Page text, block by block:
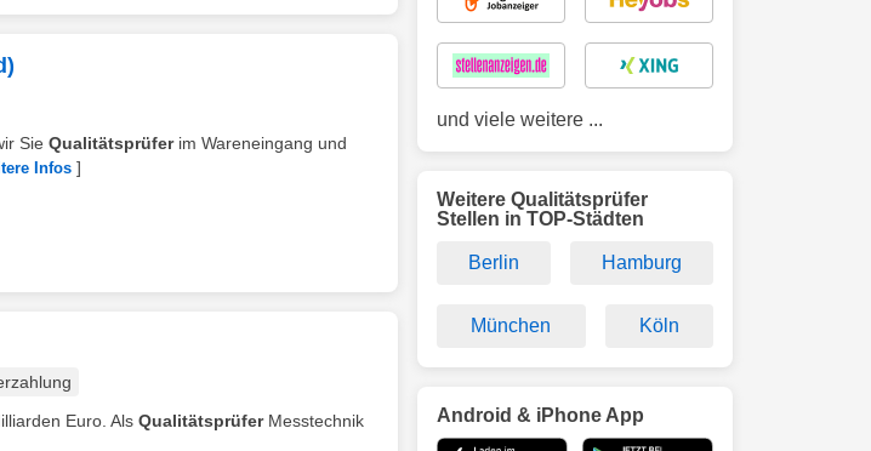
Sie Qualitätsprüferim Wareneingang und
Infos ]
Euro. Als QualitätsprüferMesstechnik
und viele weitere ...
Weitere Qualitätsprüfer
Stellen in TOP-Städten
Berlin Hamburg
München Köln
Android & iPhone App